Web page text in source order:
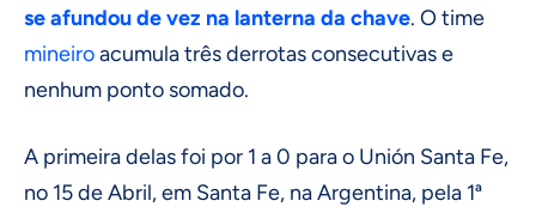
se afundou de vez na lanterna da chave. O time
mineiroacumula três derrotas consecutivas e
nenhum ponto somado.
A primeira delas foi por 1 a 0 para o Unión Santa Fe,
no 15 de Abril, em Santa Fe, na Argentina, pela 1ª